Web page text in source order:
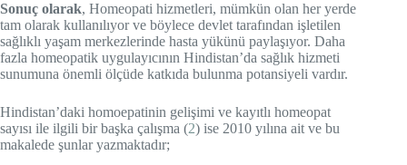
Sonuç olarak, Homeopati hizmetleri, mümkün olan her yerde
tam olarak kullanılıyor ve böylece devlet tarafından işletilen
sağlıklı yaşam merkezlerinde hasta yükünü paylaşıyor. Daha
fazla homeopatik uygulayıcının Hindistan’da sağlık hizmeti
sunumuna önemli ölçüde katkıda bulunma potansiyeli vardır.
Hindistan’daki homoepatinin gelişimi ve kayıtlı homeopat
sayısı ile ilgili bir başka çalışma (2) ise 2010 yılına ait ve bu
makalede şunlar yazmaktadır;